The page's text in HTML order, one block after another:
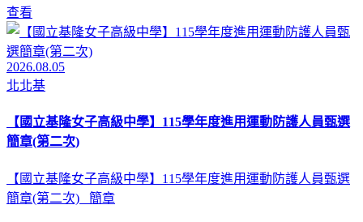
查看
2026.08.05
北北基
【國立基隆女子高級中學】115學年度進用運動防護人員甄選
簡章(第二次)
【國立基隆女子高級中學】115學年度進用運動防護人員甄選
簡章(第二次) 簡章